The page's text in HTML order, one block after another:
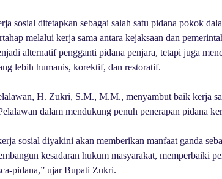
sosial ditetapkan sebagai salah satu pidana pokok
melalui kerja sama antara kejaksaan dan
alternatif pengganti pidana penjara, tetapi juga
lebih humanis, korektif, dan restoratif.
H. Zukri, S.M., M.M., menyambut baik kerja
dalam mendukung penuh penerapan pidana
sosial diyakini akan memberikan manfaat ganda
kesadaran hukum masyarakat, memperbaiki
pidana,” ujar Bupati Zukri.